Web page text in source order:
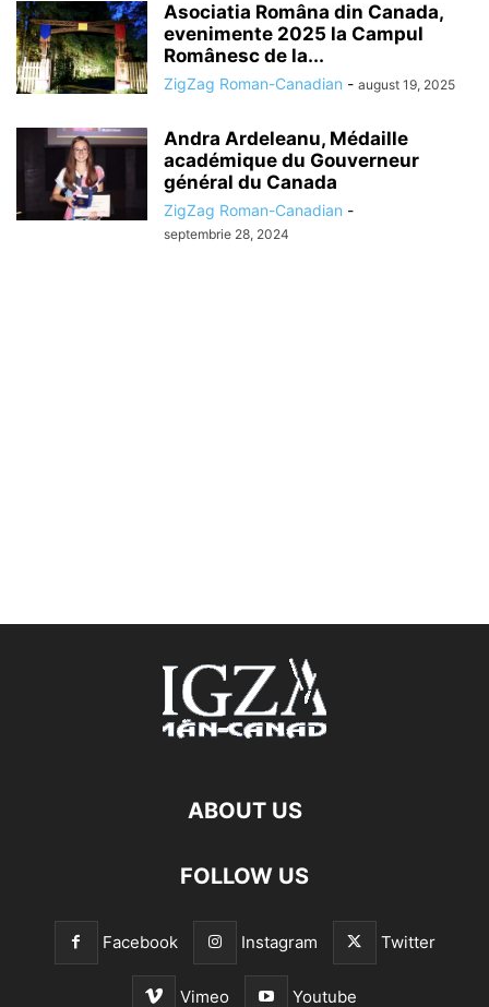
Asociatia Româna din Canada,
evenimente 2025 la Campul
Românesc de la...
ZigZag Roman-Canadian - august 19, 2025
Andra Ardeleanu, Médaille
académique du Gouverneur
général du Canada
ZigZag Roman-Canadian -
septembrie 28, 2024
ABOUT US
FOLLOW US
Facebook Instagram Twitter
Vimeo Youtube